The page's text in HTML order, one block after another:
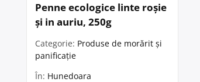
Penne ecologice linte roșie
și in auriu, 250g
Categorie: Produse de morărit și
panificație
În: Hunedoara